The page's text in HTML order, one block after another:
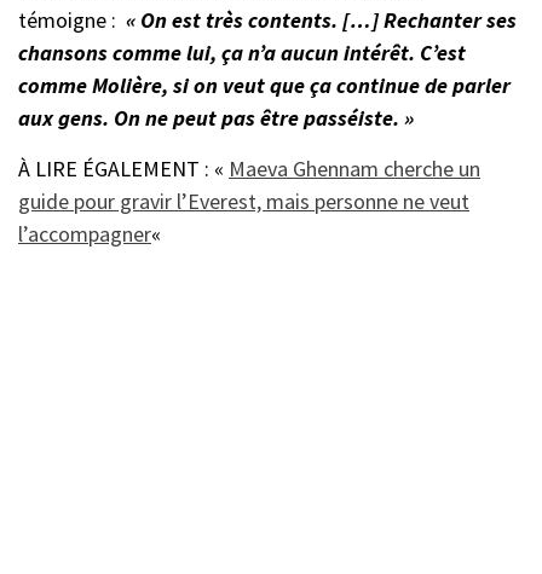
témoigne : « On est très contents. […] Rechanter ses
chansons comme lui, ça n’a aucun intérêt. C’est
comme Molière, si on veut que ça continue de parler
aux gens. On ne peut pas être passéiste. »
À LIRE ÉGALEMENT : « Maeva Ghennam cherche un
guide pour gravir l’Everest, mais personne ne veut
l’accompagner«